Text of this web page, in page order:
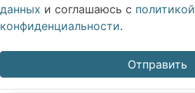
данных и соглашаюсь с политикой
конфиденциальности.